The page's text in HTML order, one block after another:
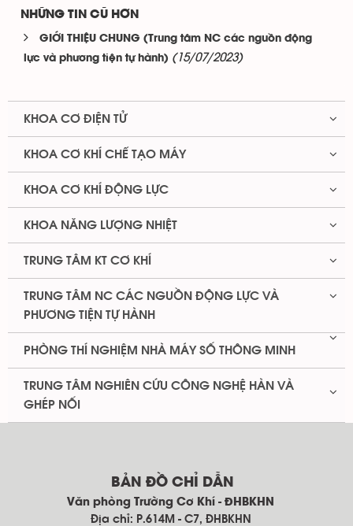
NHỮNG TIN CŨ HƠN
GIỚI THIỆU CHUNG (Trung tâm NC các nguồn động
lực và phương tiện tự hành) (15/07/2023)
KHOA CƠ ĐIỆN TỬ
KHOA CƠ KHÍ CHẾ TẠO MÁY
KHOA CƠ KHÍ ĐỘNG LỰC
KHOA NĂNG LƯỢNG NHIỆT
TRUNG TÂM KT CƠ KHÍ
TRUNG TÂM NC CÁC NGUỒN ĐỘNG LỰC VÀ
PHƯƠNG TIỆN TỰ HÀNH
PHÒNG THÍ NGHIỆM NHÀ MÁY SỐ THÔNG MINH
TRUNG TÂM NGHIÊN CỨU CÔNG NGHỆ HÀN VÀ
GHÉP NỐI
BẢN ĐỒ CHỈ DẪN
Văn phòng Trường Cơ Khí - ĐHBKHN
Địa chỉ: P.614M - C7, ĐHBKHN